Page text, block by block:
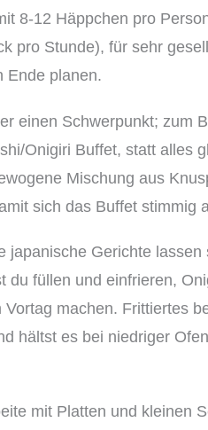
8-12 Häppchen pro
pro Stunde), für sehr
Ende planen.
einen Schwerpunkt; zum
Onigiri Buffet, statt alles
Mischung aus
sich das Buffet stimmig
japanische Gerichte lassen
du füllen und einfrieren,
machen. Frittiertes
hältst es bei niedriger
mit Platten und kleinen